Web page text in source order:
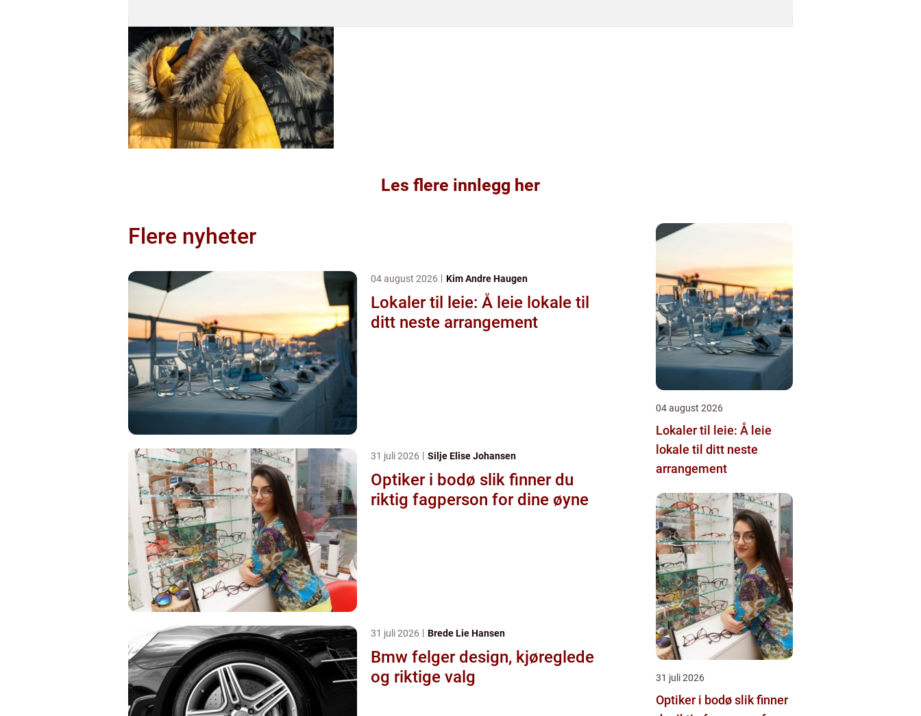
Les flere innlegg her
Flere nyheter
04 august 2026 Kim Andre Haugen
Lokaler til leie: Å leie lokale til
ditt neste arrangement
31 juli 2026 Silje Elise Johansen
Optiker i bodø slik finner du
riktig fagperson for dine øyne
31 juli 2026 Brede Lie Hansen
Bmw felger design, kjøreglede
og riktige valg
04 august 2026
Lokaler til leie: Å leie
lokale til ditt neste
arrangement
31 juli 2026
Optiker i bodø slik finner